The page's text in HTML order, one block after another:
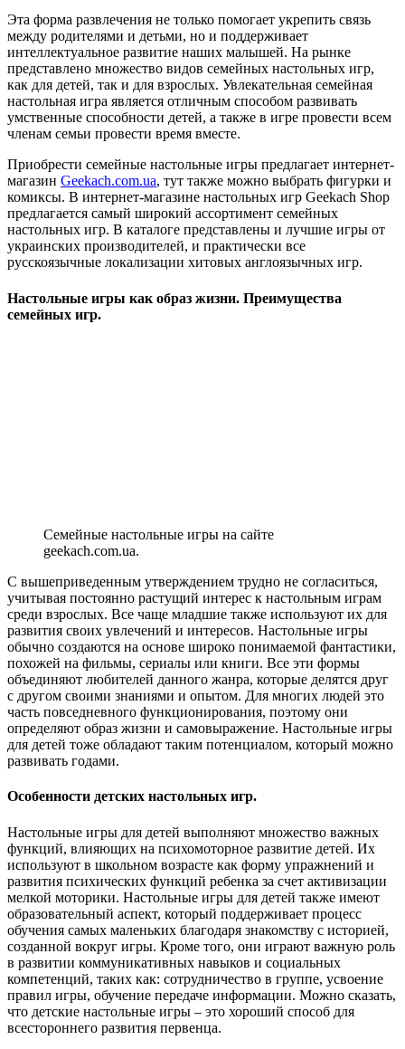
Эта форма развлечения не только помогает укрепить связь
между родителями и детьми, но и поддерживает
интеллектуальное развитие наших малышей. На рынке
представлено множество видов семейных настольных игр,
как для детей, так и для взрослых. Увлекательная семейная
настольная игра является отличным способом развивать
умственные способности детей, а также в игре провести всем
членам семьи провести время вместе.
Приобрести семейные настольные игры предлагает интернет-
магазин Geekach.com.ua, тут также можно выбрать фигурки и
комиксы. В интернет-магазине настольных игр Geekach Shop
предлагается самый широкий ассортимент семейных
настольных игр. В каталоге представлены и лучшие игры от
украинских производителей, и практически все
русскоязычные локализации хитовых англоязычных игр.
Настольные игры как образ жизни. Преимущества
семейных игр.
Семейные настольные игры на сайте
geekach.com.ua.
С вышеприведенным утверждением трудно не согласиться,
учитывая постоянно растущий интерес к настольным играм
среди взрослых. Все чаще младшие также используют их для
развития своих увлечений и интересов. Настольные игры
обычно создаются на основе широко понимаемой фантастики,
похожей на фильмы, сериалы или книги. Все эти формы
объединяют любителей данного жанра, которые делятся друг
с другом своими знаниями и опытом. Для многих людей это
часть повседневного функционирования, поэтому они
определяют образ жизни и самовыражение. Настольные игры
для детей тоже обладают таким потенциалом, который можно
развивать годами.
Особенности детских настольных игр.
Настольные игры для детей выполняют множество важных
функций, влияющих на психомоторное развитие детей. Их
используют в школьном возрасте как форму упражнений и
развития психических функций ребенка за счет активизации
мелкой моторики. Настольные игры для детей также имеют
образовательный аспект, который поддерживает процесс
обучения самых маленьких благодаря знакомству с историей,
созданной вокруг игры. Кроме того, они играют важную роль
в развитии коммуникативных навыков и социальных
компетенций, таких как: сотрудничество в группе, усвоение
правил игры, обучение передаче информации. Можно сказать,
что детские настольные игры – это хороший способ для
всестороннего развития первенца.